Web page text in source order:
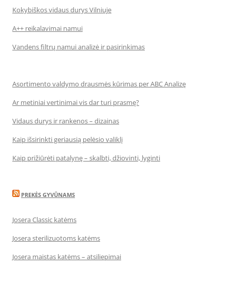
Kokybiškos vidaus durys Vilniuje
A++ reikalavimai namui
Vandens filtrų namui analizė ir pasirinkimas
Asortimento valdymo drausmės kūrimas per ABC Analizę
Ar metiniai vertinimai vis dar turi prasmę?
Vidaus durys ir rankenos – dizainas
Kaip išsirinkti geriausią pelėsio valiklį
Kaip prižiūrėti patalynę – skalbti, džiovinti, lyginti
PREKĖS GYVŪNAMS
Josera Classic katėms
Josera sterilizuotoms katėms
Josera maistas katėms – atsiliepimai